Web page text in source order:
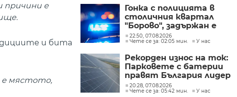
причини е
и бита
е мястото,
Гонка с полицията в
столичния квартал
"Борово", задържан е
мъж, у когото са
намерени 460 000 евро
22:50, 07.08.2026
Чете се за: 02:05 мин.
У нас
Рекорден износ на ток:
Парковете с батерии
правят България лидер
на пазара
20:28, 07.08.2026
Чете се за: 05:42 мин.
У нас